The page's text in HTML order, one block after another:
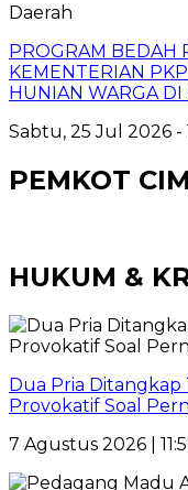
Daerah
PROGRAM BEDAH
KEMENTERIAN
HUNIAN WARGA DI
Sabtu, 25 Jul 2026 -
PEMKOT
HUKUM &
Dua Pria
Provokatif Soal
7 Agustus 2026 |